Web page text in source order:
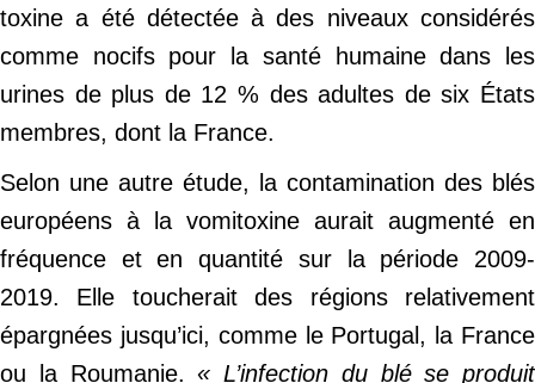
toxine a été détectée à des niveaux considérés
comme nocifs pour la santé humaine dans les
urines de plus de 12 % des adultes de six États
membres, dont la France.
Selon une autre étude, la contamination des blés
européens à la vomitoxine aurait augmenté en
fréquence et en quantité sur la période 2009-
2019. Elle toucherait des régions relativement
épargnées jusqu’ici, comme le Portugal, la France
ou la Roumanie.« L’infection du blé se produit